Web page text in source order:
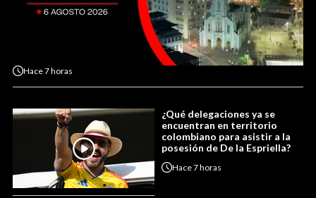
Hace7 horas
¿Qué delegaciones ya se
encuentran en territorio
colombiano para asistir a la
posesión de De la Espriella?
Hace7 horas